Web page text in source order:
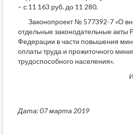
– с 11 163 руб. до 11 280.
Законопроект № 577392-7 «О
отдельные законодательные акты
Федерации в части повышения
оплаты труда и прожиточного
трудоспособного населения».
Дата: 07 марта 2019